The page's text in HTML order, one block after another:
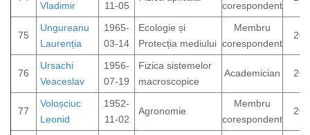
Vladimir
11-05
corespondent
75
Ungureanu
Laurenția
1965-
03-14
Ecologie și
Protecția mediului
Membru
corespondent
76
Ursachi
Veaceslav
1956-
07-19
Fizica sistemelor
macroscopice
Academician
77
Voloșciuc
Leonid
1952-
11-02
Agronomie
Membru
corespondent